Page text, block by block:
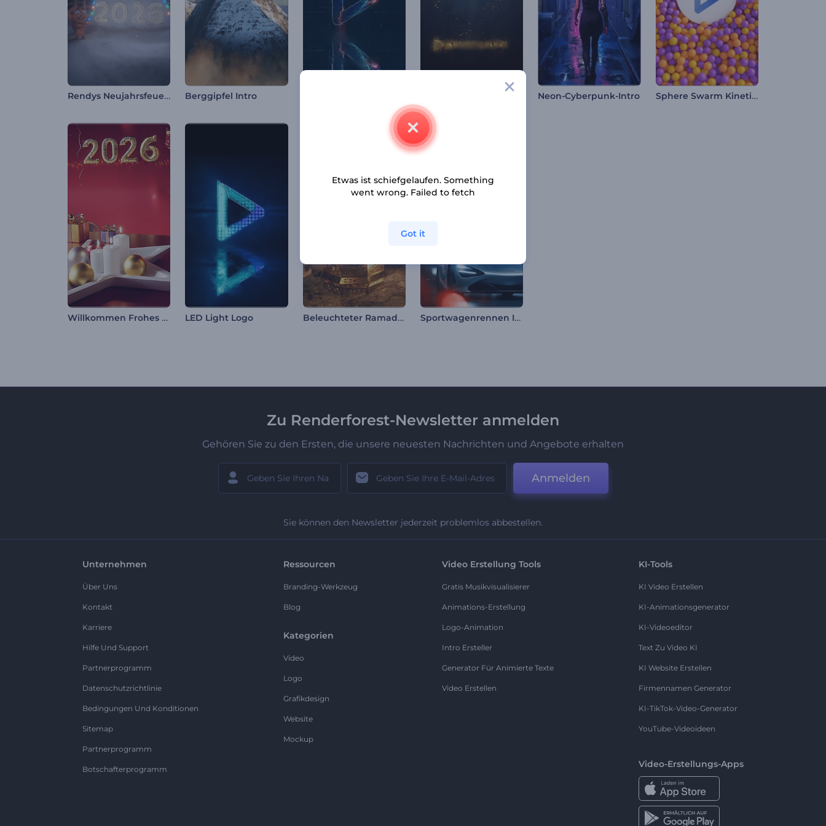
Rendys Neujahrsfeuerwerk-Intro Berggipfel Intro Neon-Cyberpunk-Intro Sphere Swarm Kinetic Intro
Willkommen Frohes Neues Jahr LED Light Logo Beleuchteter Ramadan-Video-Opener Sportwagenrennen Intro
Zu Renderforest-Newsletter anmelden
Gehören Sie zu den Ersten, die unsere neuesten Nachrichten und Angebote erhalten
Anmelden
Sie können den Newsletter jederzeit problemlos abbestellen.
Unternehmen
Über Uns
Kontakt
Karriere
Hilfe Und Support
Partnerprogramm
Datenschutzrichtlinie
Bedingungen Und Konditionen
Sitemap
Partnerprogramm
Botschafterprogramm
Ressourcen
Branding-Werkzeug
Blog
Kategorien
Video
Logo
Grafikdesign
Website
Mockup
Video Erstellung Tools
Gratis Musikvisualisierer
Animations-Erstellung
Logo-Animation
Intro Ersteller
Generator Für Animierte Texte
Video Erstellen
KI-Tools
KI Video Erstellen
KI-Animationsgenerator
KI-Videoeditor
Text Zu Video KI
KI Website Erstellen
Firmennamen Generator
KI-TikTok-Video-Generator
YouTube-Videoideen
Video-Erstellungs-Apps
Etwas ist schiefgelaufen. Something
went wrong. Failed to fetch
Got it